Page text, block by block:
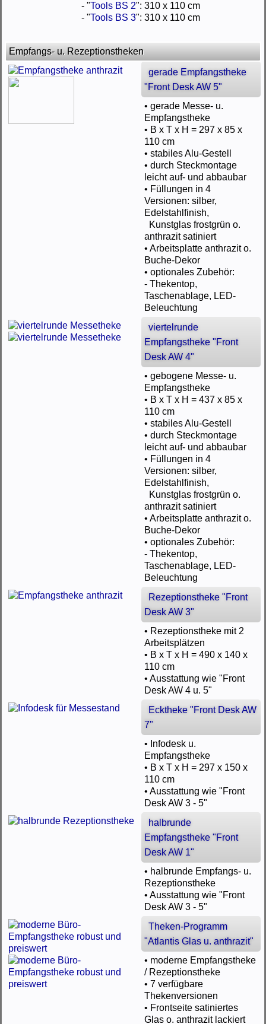
- "Tools BS 2": 310 x 110 cm
- "Tools BS 3": 310 x 110 cm
Empfangs- u. Rezeptionstheken
gerade Empfangstheke
"Front Desk AW 5"
• gerade Messe- u.
Empfangstheke
• B x T x H = 297 x 85 x
110 cm
• stabiles Alu-Gestell
• durch Steckmontage
leicht auf- und abbaubar
• Füllungen in 4
Versionen: silber,
Edelstahlfinish,
Kunstglas frostgrün o.
anthrazit satiniert
• Arbeitsplatte anthrazit o.
Buche-Dekor
• optionales Zubehör:
- Thekentop,
Taschenablage, LED-
Beleuchtung
viertelrunde
Empfangstheke "Front
Desk AW 4"
• gebogene Messe- u.
Empfangstheke
• B x T x H = 437 x 85 x
110 cm
• stabiles Alu-Gestell
• durch Steckmontage
leicht auf- und abbaubar
• Füllungen in 4
Versionen: silber,
Edelstahlfinish,
Kunstglas frostgrün o.
anthrazit satiniert
• Arbeitsplatte anthrazit o.
Buche-Dekor
• optionales Zubehör:
- Thekentop,
Taschenablage, LED-
Beleuchtung
Rezeptionstheke "Front
Desk AW 3"
• Rezeptionstheke mit 2
Arbeitsplätzen
• B x T x H = 490 x 140 x
110 cm
• Ausstattung wie "Front
Desk AW 4 u. 5"
Ecktheke "Front Desk AW
7"
• Infodesk u.
Empfangstheke
• B x T x H = 297 x 150 x
110 cm
• Ausstattung wie "Front
Desk AW 3 - 5"
halbrunde
Empfangstheke "Front
Desk AW 1"
• halbrunde Empfangs- u.
Rezeptionstheke
• Ausstattung wie "Front
Desk AW 3 - 5"
Theken-Programm
"Atlantis Glas u. anthrazit"
• moderne Empfangstheke
/ Rezeptionstheke
• 7 verfügbare
Thekenversionen
• Frontseite satiniertes
Glas o. anthrazit lackiert